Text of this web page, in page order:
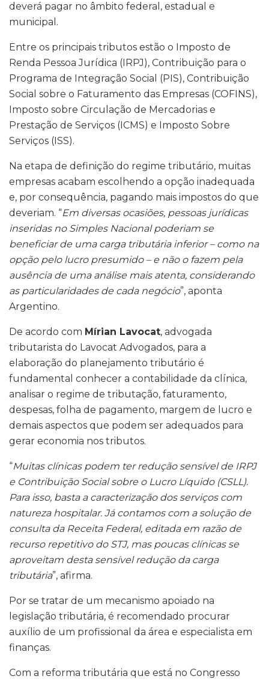
deverá pagar no âmbito federal, estadual e
municipal.
Entre os principais tributos estão o Imposto de
Renda Pessoa Jurídica (IRPJ), Contribuição para o
Programa de Integração Social (PIS), Contribuição
Social sobre o Faturamento das Empresas (COFINS),
Imposto sobre Circulação de Mercadorias e
Prestação de Serviços (ICMS) e Imposto Sobre
Serviços (ISS).
Na etapa de definição do regime tributário, muitas
empresas acabam escolhendo a opção inadequada
e, por consequência, pagando mais impostos do que
deveriam. “Em diversas ocasiões, pessoas jurídicas
inseridas no Simples Nacional poderiam se
beneficiar de uma carga tributária inferior – como na
opção pelo lucro presumido – e não o fazem pela
ausência de uma análise mais atenta, considerando
as particularidades de cada negócio”, aponta
Argentino.
De acordo com Mírian Lavocat, advogada
tributarista do Lavocat Advogados, para a
elaboração do planejamento tributário é
fundamental conhecer a contabilidade da clínica,
analisar o regime de tributação, faturamento,
despesas, folha de pagamento, margem de lucro e
demais aspectos que podem ser adequados para
gerar economia nos tributos.
“Muitas clínicas podem ter redução sensível de IRPJ
e Contribuição Social sobre o Lucro Líquido (CSLL).
Para isso, basta a caracterização dos serviços com
natureza hospitalar. Já contamos com a solução de
consulta da Receita Federal, editada em razão de
recurso repetitivo do STJ, mas poucas clínicas se
aproveitam desta sensível redução da carga
tributária”, afirma.
Por se tratar de um mecanismo apoiado na
legislação tributária, é recomendado procurar
auxílio de um profissional da área e especialista em
finanças.
Com a reforma tributária que está no Congresso